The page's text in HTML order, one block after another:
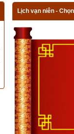
Lịch vạn niên -